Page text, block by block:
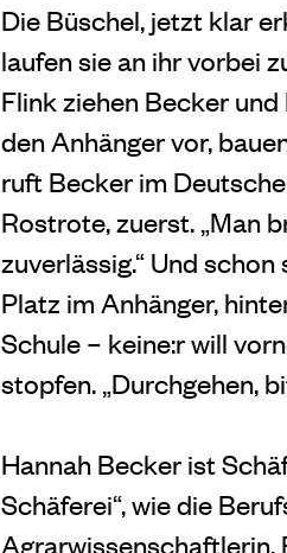
Die Büschel, jetzt klar
laufen sie an ihr vorbei
Flink ziehen Becker
den Anhänger vor,
ruft Becker im
Rostrote, zuerst. „Man
zuverlässig.“ Und
Platz im Anhänger,
Schule – keine:r will
stopfen. „Durchgehen,
Hannah Becker ist
Schäferei“, wie die
Agrarwissenschaftlerin,